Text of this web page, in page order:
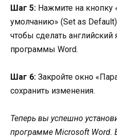
Шаг 5: Нажмите на кнопку
умолчанию» (Set as
чтобы сделать
программы Word.
Шаг 6: Закройте окно
сохранить изменения.
Теперь вы успешно
программе Microsoft Word.